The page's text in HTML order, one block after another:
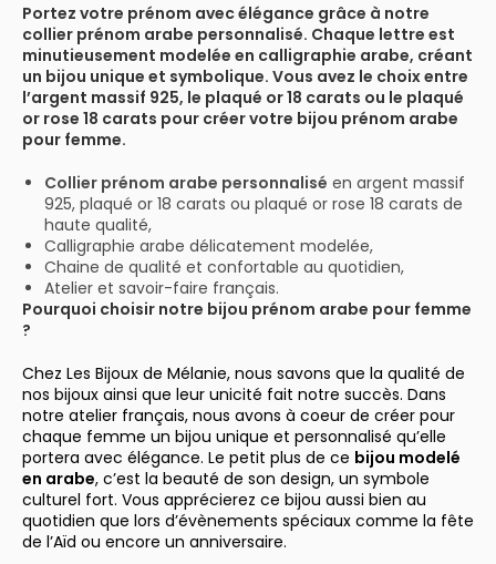
Portez votre prénom avec élégance grâce à notre
collier prénom arabe personnalisé. Chaque lettre est
minutieusement modelée en calligraphie arabe, créant
un bijou unique et symbolique. Vous avez le choix entre
l’argent massif 925, le plaqué or 18 carats ou le plaqué
or rose 18 carats pour créer votre bijou prénom arabe
pour femme.
Collier prénom arabe personnalisé en argent massif
925, plaqué or 18 carats ou plaqué or rose 18 carats de
haute qualité,
Calligraphie arabe délicatement modelée,
Chaine de qualité et confortable au quotidien,
Atelier et savoir-faire français.
Pourquoi choisir notre bijou prénom arabe pour femme
?
Chez Les Bijoux de Mélanie, nous savons que la qualité de
nos bijoux ainsi que leur unicité fait notre succès. Dans
notre atelier français, nous avons à coeur de créer pour
chaque femme un bijou unique et personnalisé qu’elle
portera avec élégance. Le petit plus de ce bijou modelé
en arabe, c’est la beauté de son design, un symbole
culturel fort. Vous apprécierez ce bijou aussi bien au
quotidien que lors d’évènements spéciaux comme la fête
de l’Aïd ou encore un anniversaire.